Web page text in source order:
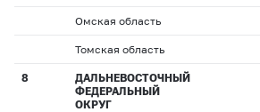
Омская область
Томская область
8
ДАЛЬНЕВОСТОЧНЫЙ
ФЕДЕРАЛЬНЫЙ
ОКРУГ